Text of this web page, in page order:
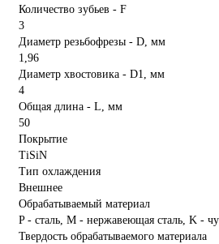
Количество зубьев - F
3
Диаметр резьбофрезы - D, мм
1,96
Диаметр хвостовика - D1, мм
4
Общая длина - L, мм
50
Покрытие
TiSiN
Тип охлаждения
Внешнее
Обрабатываемый материал
P - сталь, M - нержавеющая сталь, K -
Твердость обрабатываемого материала